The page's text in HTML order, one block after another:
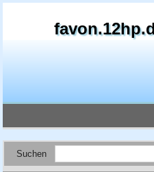
Suchen